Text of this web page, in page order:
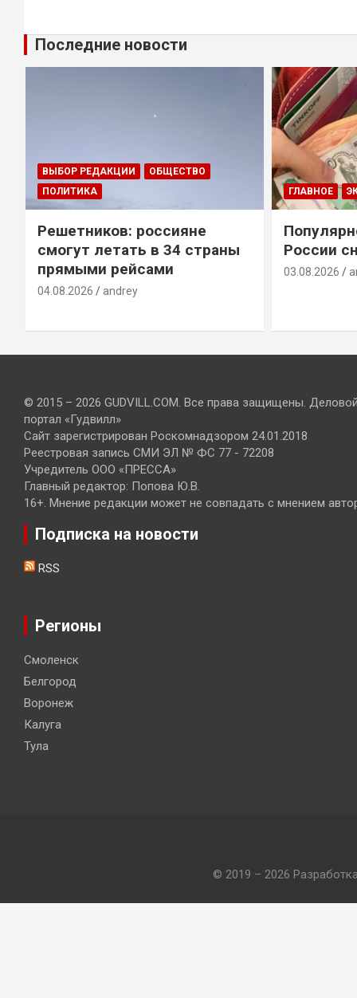
Последние новости
ВЫБОР РЕДАКЦИИ
ОБЩЕСТВО
ПОЛИТИКА
Решетников: россияне
смогут летать в 34 страны
прямыми рейсами
04.08.2026 andrey
ГЛАВНОЕ
России
03.08.2026
© 2015 – 2026 GUDVILL.COM. Все права защищены.
портал «Гудвилл»
Сайт зарегистрирован Роскомнадзором 24.01.2018
Реестровая запись СМИ ЭЛ № ФС 77 - 72208
Учредитель ООО «ПРЕССА»
Главный редактор: Попова Ю.В.
16+. Мнение редакции может не совпадать с мнением
Подписка на новости
RSS
Регионы
Смоленск
Белгород
Воронеж
Калуга
Тула
© 2019 – 2026